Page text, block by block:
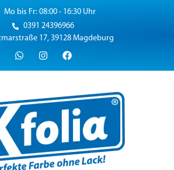
Mo bis Fr: 08:00 - 16:30 Uhr
0391 24396966
17, 39128 Magdeburg